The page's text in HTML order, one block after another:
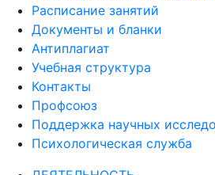
Расписание занятий
Документы и бланки
Антиплагиат
Учебная структура
Контакты
Профсоюз
Поддержка научных
Психологическая служба